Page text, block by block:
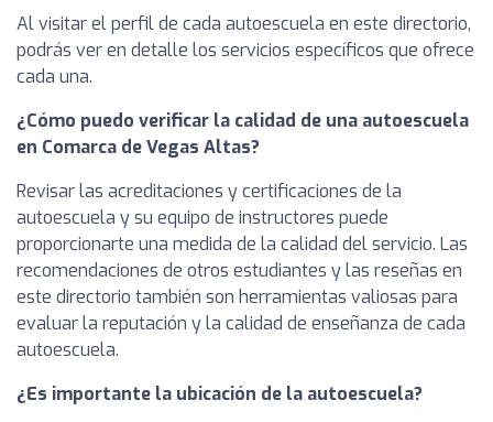
Al visitar el perfil de cada autoescuela en este directorio,
podrás ver en detalle los servicios específicos que ofrece
cada una.
¿Cómo puedo verificar la calidad de una autoescuela
en Comarca de Vegas Altas?
Revisar las acreditaciones y certificaciones de la
autoescuela y su equipo de instructores puede
proporcionarte una medida de la calidad del servicio. Las
recomendaciones de otros estudiantes y las reseñas en
este directorio también son herramientas valiosas para
evaluar la reputación y la calidad de enseñanza de cada
autoescuela.
¿Es importante la ubicación de la autoescuela?